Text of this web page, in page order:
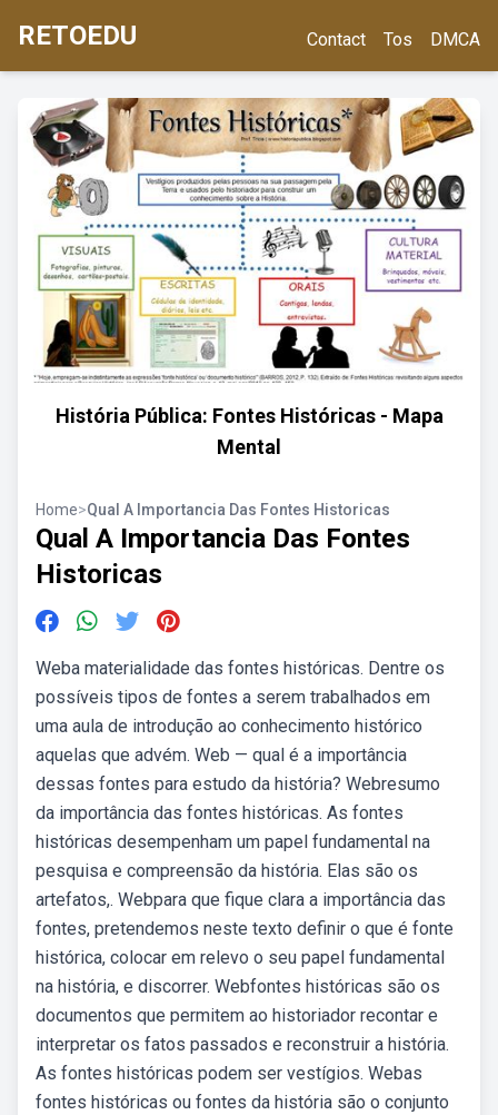
RETOEDU Contact Tos DMCA
História Pública: Fontes Históricas - Mapa
Mental
Home>Qual A Importancia Das Fontes Historicas
Qual A Importancia Das Fontes
Historicas
Weba materialidade das fontes históricas. Dentre os
possíveis tipos de fontes a serem trabalhados em
uma aula de introdução ao conhecimento histórico
aquelas que advém. Web — qual é a importância
dessas fontes para estudo da história? Webresumo
da importância das fontes históricas. As fontes
históricas desempenham um papel fundamental na
pesquisa e compreensão da história. Elas são os
artefatos,. Webpara que fique clara a importância das
fontes, pretendemos neste texto definir o que é fonte
histórica, colocar em relevo o seu papel fundamental
na história, e discorrer. Webfontes históricas são os
documentos que permitem ao historiador recontar e
interpretar os fatos passados e reconstruir a história.
As fontes históricas podem ser vestígios. Webas
fontes históricas ou fontes da história são o conjunto